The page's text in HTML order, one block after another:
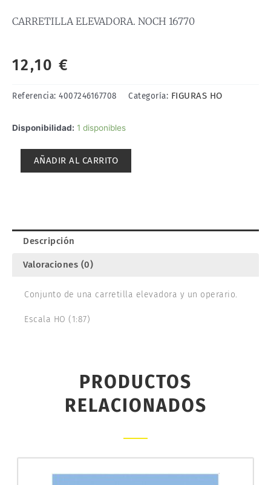
CARRETILLA ELEVADORA. NOCH 16770
12,10 €
Referencia: 4007246167708 Categoría: FIGURAS HO
Disponibilidad: 1 disponibles
CARRETILLA
AÑADIR AL CARRITO
Descripción
Valoraciones (0)
Conjunto de una carretilla elevadora y un operario.
Escala HO (1:87)
PRODUCTOS
RELACIONADOS